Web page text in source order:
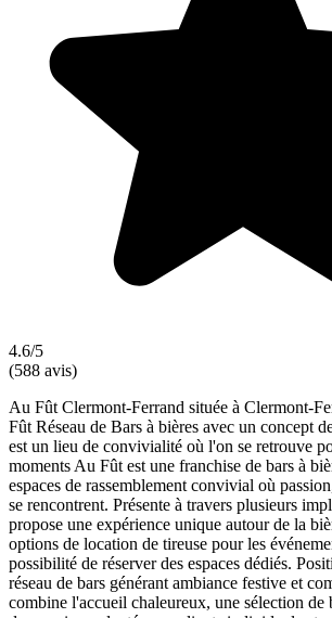
4.6/5
(588 avis)
Au Fût Clermont-Ferrand située à Clermont-
Fût Réseau de Bars à bières avec un concept
est un lieu de convivialité où l'on se retrouve
moments Au Fût est une franchise de bars à
espaces de rassemblement convivial où
se rencontrent. Présente à travers plusieurs
propose une expérience unique autour de la
options de location de tireuse pour les
possibilité de réserver des espaces dédiés.
réseau de bars générant ambiance festive et
combine l'accueil chaleureux, une sélection de